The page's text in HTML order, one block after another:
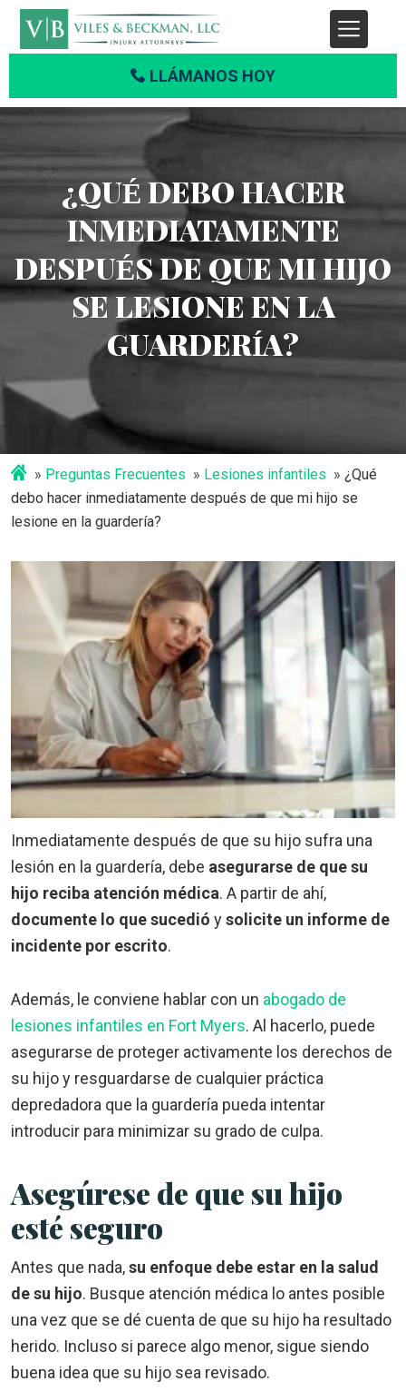
LLÁMANOS HOY
¿QUÉ DEBO HACER
INMEDIATAMENTE
DESPUÉS DE QUE MI HIJO
SE LESIONE EN LA
GUARDERÍA?
Preguntas Frecuentes Lesiones infantiles
¿Qué
debo hacer inmediatamente después de que mi hijo se
lesione en la guardería?
Inmediatamente después de que su hijo sufra una
lesión en la guardería, debe asegurarse de que su
hijo reciba atención médica. A partir de ahí,
documente lo que sucedió ysolicite un informe de
incidente por escrito.
Además, le conviene hablar con un abogado de
lesiones infantiles en Fort Myers. Al hacerlo, puede
asegurarse de proteger activamente los derechos de
su hijo y resguardarse de cualquier práctica
depredadora que la guardería pueda intentar
introducir para minimizar su grado de culpa.
Asegúrese de que su hijo
esté seguro
Antes que nada,su enfoque debe estar en la salud
de su hijo. Busque atención médica lo antes posible
una vez que se dé cuenta de que su hijo ha resultado
herido. Incluso si parece algo menor, sigue siendo
buena idea que su hijo sea revisado.